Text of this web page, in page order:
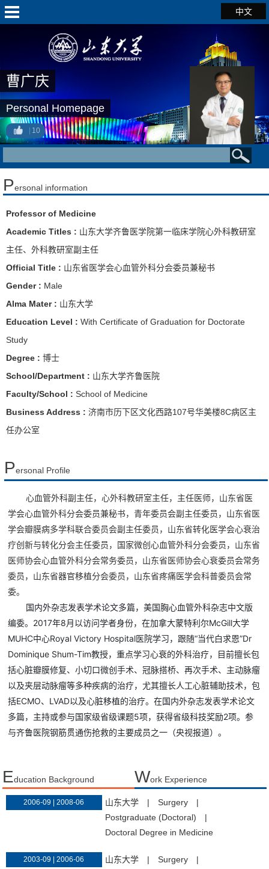
中文
曹广庆
Personal Homepage
10
Personal information
Professor of Medicine
Academic Titles : 山东大学齐鲁医学院第一临床学院心外科教研室
主任、外科教研室副主任
Official Title : 山东省医学会心血管外科分会委员兼秘书
Gender : Male
Alma Mater : 山东大学
Education Level : With Certificate of Graduation for Doctorate
Study
Degree : 博士
School/Department : 山东大学齐鲁医院
Faculty/School : School of Medicine
Business Address : 济南市历下区文化西路107号华美楼8C病区主
任办公室
Personal Profile
心血管外科副主任，心外科教研室主任，主任医师，山东省医
学会心血管外科分会委员兼秘书，青年委员会副主任委员，山东省医
学会瓣膜病多学科联合委员会副主任委员，山东省转化医学会心衰治
疗创新与转化分会主任委员，国家微创心血管外科分会委员，山东省
医师协会心血管外科分会常务委员，山东省医师协会心衰委员会常务
委员，山东省器官移植分会委员，山东省疼痛医学会科普委员会常
委。
国内外杂志发表学术论文多篇，美国胸心血管外科杂志中文版
编委。2017年8月以访问学者身份，在加拿大蒙特利尔McGill大学
MUHC中心Royal Victory Hospital医院学习，跟随“当代白求恩”Dr
Dominique Shum-Tim教授，重点学习心衰的外科治疗，目前擅长包
括心脏瓣膜修复、小切口微创手术、冠脉搭桥、再次手术、主动脉瘤
以及夹层动脉瘤等多种疾病的治疗，尤其擅长人工心脏辅助技术，包
括ECMO、LVAD以及心脏移植的治疗。在国内外杂志发表学术论文
多篇，主持或参与国家级省级课题5项，获得省级科技奖励2项。参
与齐鲁医院钢筋贯通伤抢救的主要成员之一（央视报道）。
Education Background Work Experience
2006-09 | 2008-06 山东大学 | Surgery
|
Postgraduate (Doctoral)
|
Doctoral Degree in Medicine
2003-09 | 2006-06 山东大学 | Surgery
|